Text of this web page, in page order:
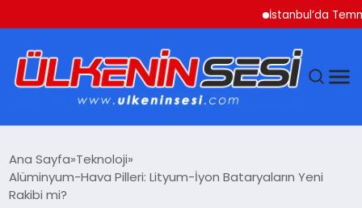
İstanbul’da
EKONOMI
Ana Sayfa Teknoloji
Alüminyum-Hava Pilleri: Lityum-İyon Bataryaların Yeni
Rakibi mi?